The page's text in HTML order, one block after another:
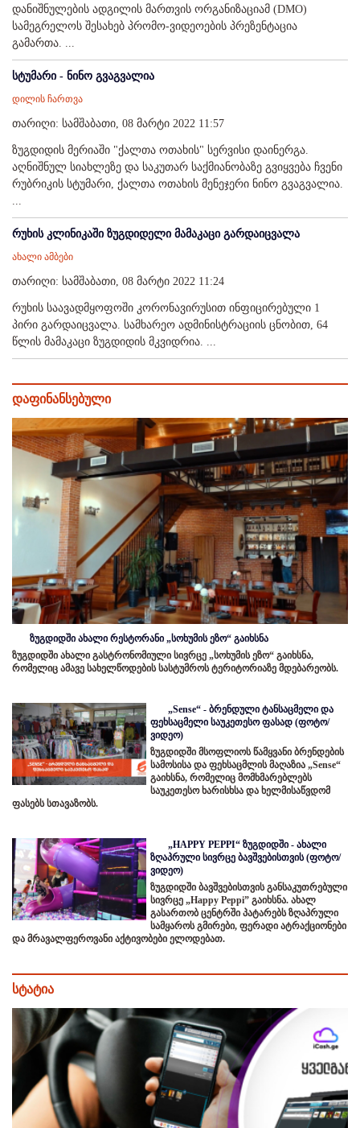
დანიშნულების ადგილის მართვის ორგანიზაციამ (DMO)
სამეგრელოს შესახებ პრომო-ვიდეოების პრეზენტაცია
გამართა. ...
სტუმარი - ნინო გვაგვალია
დილის ჩართვა
თარიღი: სამშაბათი, 08 მარტი 2022 11:57
ზუგდიდის მერიაში "ქალთა ოთახის" სერვისი დაინერგა.
აღნიშნულ სიახლეზე და საკუთარ საქმიანობაზე გვიყვება ჩვენი
რუბრიკის სტუმარი, ქალთა ოთახის მენეჯერი ნინო გვაგვალია.
...
რუხის კლინიკაში ზუგდიდელი მამაკაცი გარდაიცვალა
ახალი ამბები
თარიღი: სამშაბათი, 08 მარტი 2022 11:24
რუხის საავადმყოფოში კორონავირუსით ინფიცირებული 1
პირი გარდაიცვალა. სამხარეო ადმინისტრაციის ცნობით, 64
წლის მამაკაცი ზუგდიდის მკვიდრია. ...
დაფინანსებული
ზუგდიდში ახალი რესტორანი „სოხუმის ეზო“ გაიხსნა
ზუგდიდში ახალი გასტრონომიული სივრცე „სოხუმის ეზო“ გაიხსნა,
რომელიც ამავე სახელწოდების სასტუმროს ტერიტორიაზე მდებარეობს.
„Sense“ - ბრენდული ტანსაცმელი და
ფეხსაცმელი საუკეთესო ფასად (ფოტო/
ვიდეო)
ზუგდიდში მსოფლიოს წამყვანი ბრენდების
სამოსისა და ფეხსაცმლის მაღაზია „Sense“
გაიხსნა, რომელიც მომხმარებლებს
საუკეთესო ხარისხსა და ხელმისაწვდომ
ფასებს სთავაზობს.
„HAPPY PEPPI“ ზუგდიდში - ახალი
ზღაპრული სივრცე ბავშვებისთვის (ფოტო/
ვიდეო)
ზუგდიდში ბავშვებისთვის განსაკუთრებული
სივრცე „Happy Peppi” გაიხსნა. ახალ
გასართობ ცენტრში პატარებს ზღაპრული
სამყაროს გმირები, ფერადი ატრაქციონები
და მრავალფეროვანი აქტივობები ელოდებათ.
სტატია